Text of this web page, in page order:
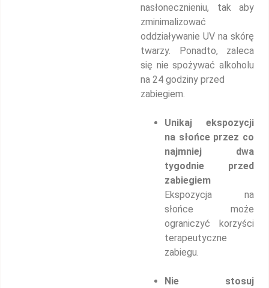
nasłonecznieniu, tak aby
zminimalizować
oddziaływanie UV na skórę
twarzy. Ponadto, zaleca
się nie spożywać alkoholu
na 24 godziny przed
zabiegiem.
Unikaj ekspozycji
na słońce przez co
najmniej dwa
tygodnie przed
zabiegiem
Ekspozycja na
słońce może
ograniczyć korzyści
terapeutyczne
zabiegu.
Nie stosuj